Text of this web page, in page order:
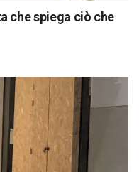
che spiega ciò che